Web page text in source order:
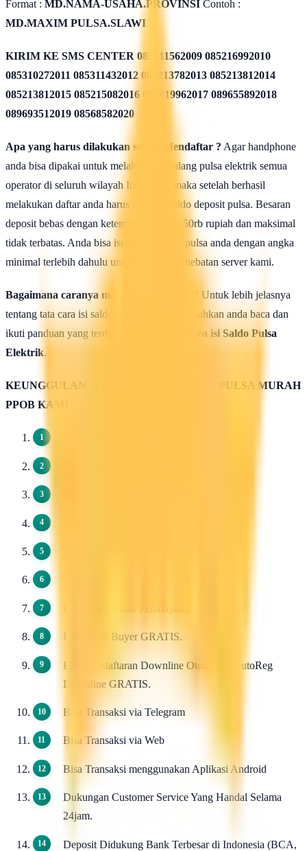
Format : MD.NAMA-USAHA.PROVINSI Contoh :
MD.MAXIM PULSA.SLAWI
KIRIM KE SMS CENTER 085311562009 085216992010
085310272011 085311432012 085213782013 085213812014
085213812015 085215082016 085819962017 089655892018
089693512019 08568582020
Apa yang harus dilakukan seusai Mendaftar ? Agar handphone
anda bisa dipakai untuk melakukan isi ulang pulsa elektrik semua
operator di seluruh wilayah Indonesia, maka setelah berhasil
melakukan daftar anda harus mengisi saldo deposit pulsa. Besaran
deposit bebas dengan ketentuan minimal 50rb rupiah dan maksimal
tidak terbatas. Anda bisa isi deposit saldo pulsa anda dengan angka
minimal terlebih dahulu untuk uji coba kehebatan server kami.
Bagaimana caranya mengisi saldo pulsa ?
Untuk lebih jelasnya
tentang tata cara isi saldo deposit pulsa ini silahkan anda baca dan
ikuti panduan yang terdapat di halaman :
Cara isi Saldo Pulsa
Elektrik.
KEUNGGULAN & KELEBIHAN SERVER PULSA MURAH
PPOB KAMI
Bisa Cetak Struk Pembayaran.
Fitur SMS Buyer GRATIS.
Fitur Pendaftaran Downline Otomatis / AutoReg
Downline GRATIS.
Bisa Transaksi via Telegram
Bisa Transaksi via Web
Bisa Transaksi menggunakan Aplikasi Android
Dukungan Customer Service Yang Handal Selama
24jam.
Deposit Didukung Bank Terbesar di Indonesia (BCA,